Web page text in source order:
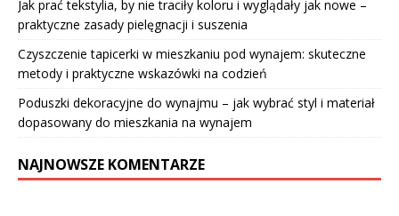
Jak prać tekstylia, by nie traciły koloru i wyglądały jak nowe –
praktyczne zasady pielęgnacji i suszenia
Czyszczenie tapicerki w mieszkaniu pod wynajem: skuteczne
metody i praktyczne wskazówki na codzień
Poduszki dekoracyjne do wynajmu – jak wybrać styl i materiał
dopasowany do mieszkania na wynajem
NAJNOWSZE KOMENTARZE